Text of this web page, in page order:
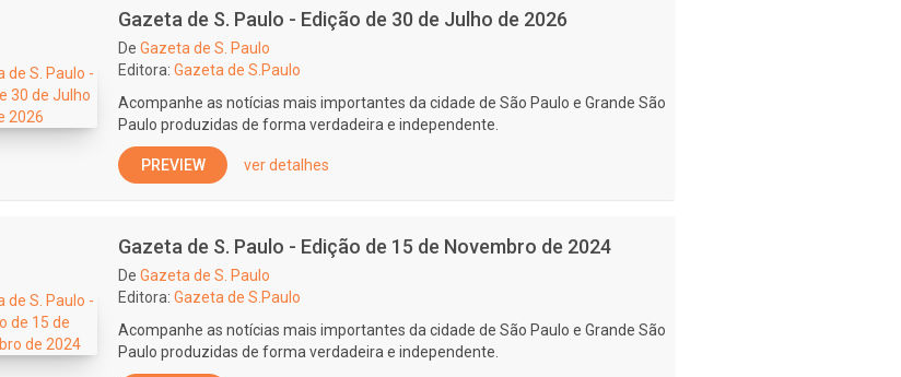
Gazeta de S. Paulo - Edição de 30 de Julho de 2026
De Gazeta de S. Paulo
Editora: Gazeta de S.Paulo
Acompanhe as notícias mais importantes da cidade de São Paulo e Grande São
Paulo produzidas de forma verdadeira e independente.
PREVIEW ver detalhes
Gazeta de S. Paulo - Edição de 15 de Novembro de 2024
De Gazeta de S. Paulo
Editora: Gazeta de S.Paulo
Acompanhe as notícias mais importantes da cidade de São Paulo e Grande São
Paulo produzidas de forma verdadeira e independente.